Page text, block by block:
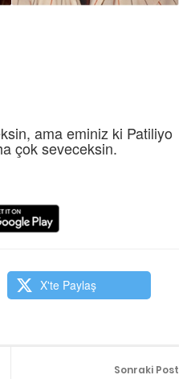
ama eminiz ki Patiliyo
çok seveceksin.
X'te Paylaş
Sonraki Post